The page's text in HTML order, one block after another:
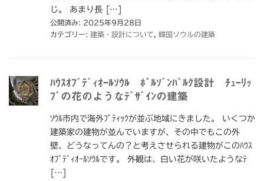
じ。 あまり長 […]
公開済み: 2025年9月28日
カテゴリー: 建築・設計について 韓国ソウルの建築
ﾊｳｽｵﾌﾞﾃﾞｨｵｰﾙｿｳﾙ ﾎﾟﾙｿﾞﾝﾊﾟﾙｸ設計 ﾁｭｰﾘｯ
ﾌﾟの花のようなﾃﾞｻﾞｲﾝの建築
ｿｳﾙ市内で海外ﾌﾞﾃｨｯｸが並ぶ地域にきました。 いくつか
建築家の建物が並んでいますが、その中でもこの外
壁、どうなってんの？と考えさせられる建物がこのﾊｳｽ
ｵﾌﾞﾃﾞｨｵｰﾙｿｳﾙです。 外観は、白い花が咲いたようなﾃ
[…]